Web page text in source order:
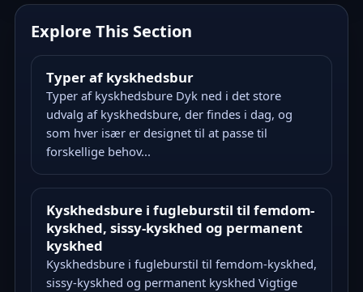
Explore This Section
Typer af kyskhedsbur
Typer af kyskhedsbure Dyk ned i det store
udvalg af kyskhedsbure, der findes i dag, og
som hver især er designet til at passe til
forskellige behov...
Kyskhedsbure i fugleburstil til femdom-
kyskhed, sissy-kyskhed og permanent
kyskhed
Kyskhedsbure i fugleburstil til femdom-kyskhed,
sissy-kyskhed og permanent kyskhed Vigtige